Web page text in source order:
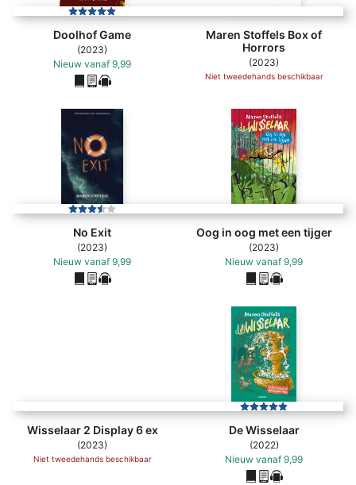
Doolhof Game
(2023)
Nieuw vanaf 9,99
Maren Stoffels Box of
Horrors
(2023)
Niet tweedehands beschikbaar
No Exit
(2023)
Nieuw vanaf 9,99
Oog in oog met een tijger
(2023)
Nieuw vanaf 9,99
Wisselaar 2 Display 6 ex - Maren Stoffels (ISBN
Wisselaar 2 Display 6 ex
(2023)
Niet tweedehands beschikbaar
De Wisselaar
(2022)
Nieuw vanaf 9,99